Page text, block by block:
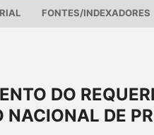
FONTES/INDEXADORES
DO
DE